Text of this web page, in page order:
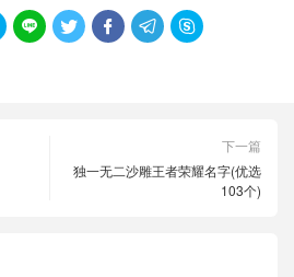
    
下一篇
独一无二沙雕王者荣耀名字(优选
103个)